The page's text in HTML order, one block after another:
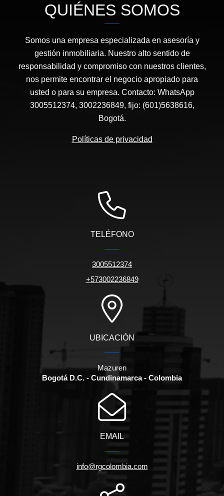
QUIÉNES SOMOS
Somos una empresa especializada en asesoría y
gestión inmobiliaria. Nuestro alto sentido de
responsabilidad y compromiso con nuestros clientes,
nos permite encontrar el negocio apropiado para
usted o para su empresa. Contacto: WhatsApp
3005512374, 3002236849, fijo: (601)5638616,
Bogotá.
Políticas de privacidad
TELÉFONO
3005512374
+573002236849
UBICACIÓN
Mazuren
Bogotá D.C. - Cundinamarca - Colombia
EMAIL
info@rgcolombia.com